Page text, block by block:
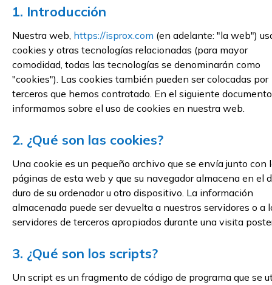
1. Introducción
Nuestra web, https://isprox.com (en adelante: "la web")
cookies y otras tecnologías relacionadas (para mayor
comodidad, todas las tecnologías se denominarán como
"cookies"). Las cookies también pueden ser colocadas por
terceros que hemos contratado. En el siguiente
informamos sobre el uso de cookies en nuestra web.
2. ¿Qué son las cookies?
Una cookie es un pequeño archivo que se envía junto con
páginas de esta web y que su navegador almacena en el
duro de su ordenador u otro dispositivo. La información
almacenada puede ser devuelta a nuestros servidores o a
servidores de terceros apropiados durante una visita
3. ¿Qué son los scripts?
Un script es un fragmento de código de programa que se